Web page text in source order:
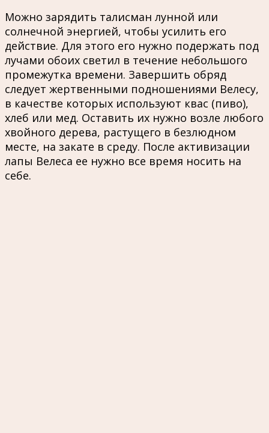
Можно зарядить талисман лунной или
солнечной энергией, чтобы усилить его
действие. Для этого его нужно подержать под
лучами обоих светил в течение небольшого
промежутка времени. Завершить обряд
следует жертвенными подношениями Велесу,
в качестве которых используют квас (пиво),
хлеб или мед. Оставить их нужно возле любого
хвойного дерева, растущего в безлюдном
месте, на закате в среду. После активизации
лапы Велеса ее нужно все время носить на
себе.